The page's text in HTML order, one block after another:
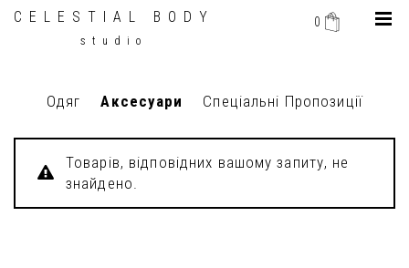
CELESTIAL BODY
studio
0
Одяг Аксесуари Спеціальні Пропозиції
Товарів, відповідних вашому запиту, не
знайдено.